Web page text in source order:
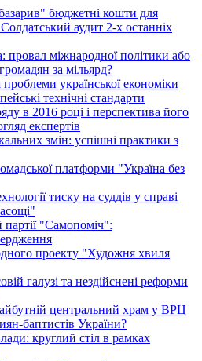
бюджетні кошти для
аудит 2-х останніх
провал міжнародної політики або
за мільярд?
української економіки
технічні стандарти
в 2016 році і перспектива його
експертів
змін: успішні практики з
платформи "Україна без
тиску на суддів у справі
партії "Самопоміч":
проекту "Художня хвиля
галузі та нездійснені реформи
центральний храм у ВРЦ
баптистів України?
круглий стіл в рамках